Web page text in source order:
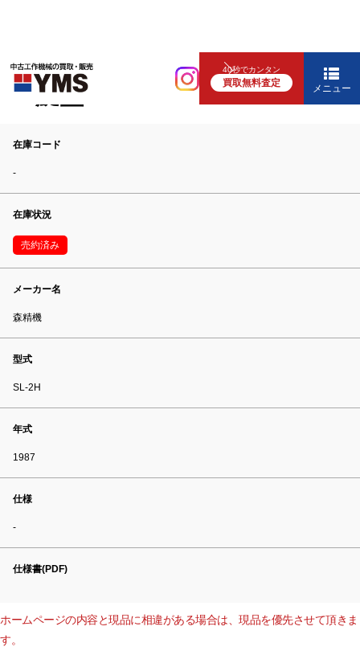
40秒でカンタン
買取無料査定 メニュー
NC旋盤
NC旋盤
在庫コード
-
在庫状況
売約済み
メーカー名
森精機
型式
SL-2H
年式
1987
仕様
-
仕様書(PDF)
ホームページの内容と現品に相違がある場合は、現品を優先させて頂きま
す。